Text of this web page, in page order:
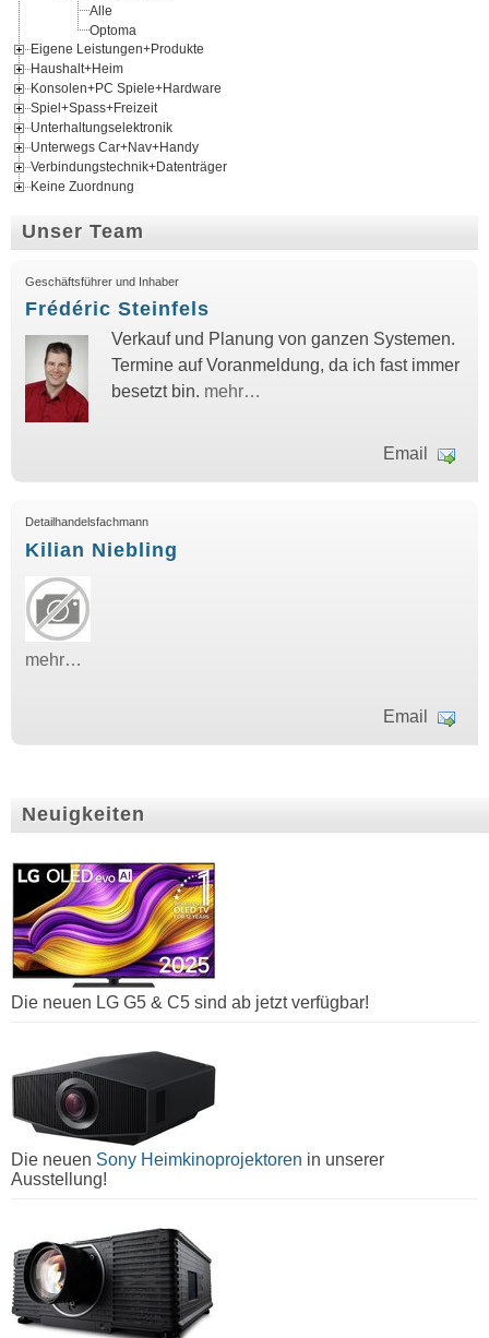
Alle
Optoma
Eigene Leistungen+Produkte
Haushalt+Heim
Konsolen+PC Spiele+Hardware
Spiel+Spass+Freizeit
Unterhaltungselektronik
Unterwegs Car+Nav+Handy
Verbindungstechnik+Datenträger
Keine Zuordnung
Unser Team
Geschäftsführer und Inhaber
Frédéric Steinfels
Verkauf und Planung von ganzen Systemen.
Termine auf Voranmeldung, da ich fast immer
besetzt bin. mehr…
Email
Detailhandelsfachmann
Kilian Niebling
mehr…
Email
Neuigkeiten
Die neuen LG G5 & C5 sind ab jetzt verfügbar!
Die neuen Sony Heimkinoprojektoren in unserer
Ausstellung!